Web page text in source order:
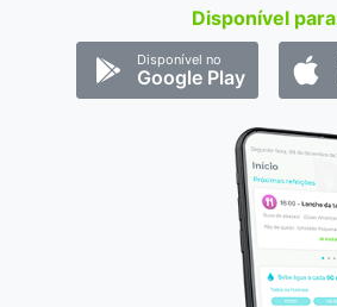
Disponível
Disponível no
Google Play